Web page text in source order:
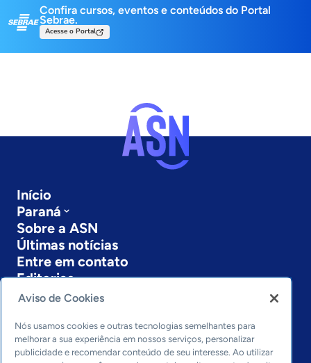
Confira cursos, eventos e conteúdos do Portal
Sebrae.
Acesse o Portal
Início
Paraná
Sobre a ASN
Últimas notícias
Entre em contato
Editorias
Economia & Política
Inovação & Tecnologia
Cultura empreendedora
Dados
Aviso de Cookies
Nós usamos cookies e outras tecnologias semelhantes para
melhorar a sua experiência em nossos serviços, personalizar
publicidade e recomendar conteúdo de seu interesse. Ao utilizar